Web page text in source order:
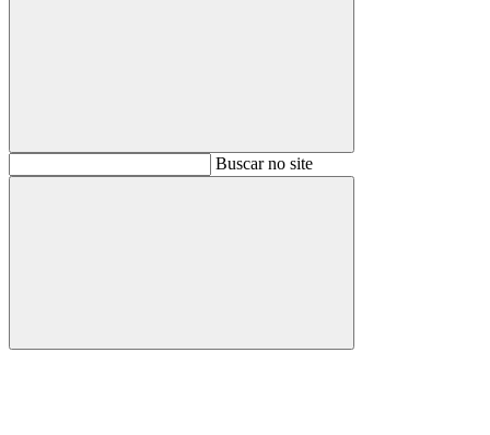
BuscarBuscar no site
Buscar